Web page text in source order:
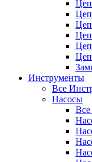
Инструменты
Все
Насосы